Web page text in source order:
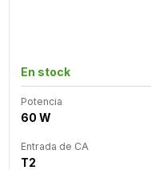
En stock
Potencia
60 W
Entrada de CA
T2